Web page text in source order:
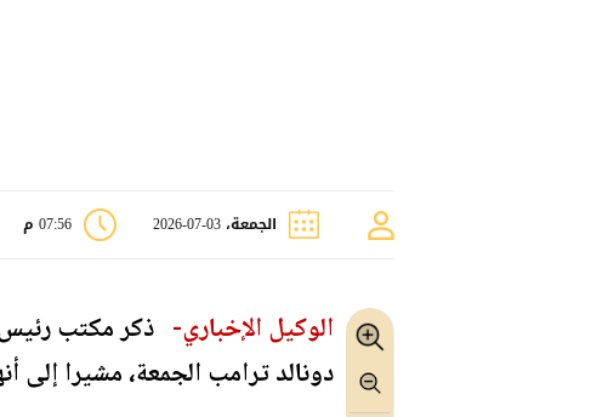
الجمعة، 03-07-2026 07:56 م
الوكيل الإخباري- ذكر مكتب رئيس
دونالد ترامب الجمعة، مشيرا إلى